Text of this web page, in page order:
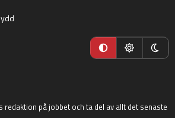
redaktion på jobbet och ta del av allt det senaste